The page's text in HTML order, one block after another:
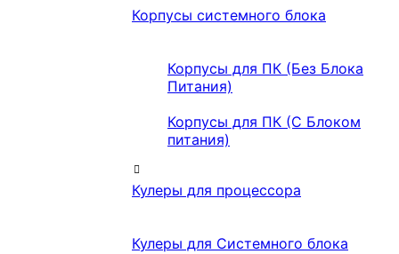
Корпусы системного блока
Корпусы для ПК (Без Блока
Питания)
Корпусы для ПК (С Блоком
питания)
Кулеры для процессора
Кулеры для Системного блока